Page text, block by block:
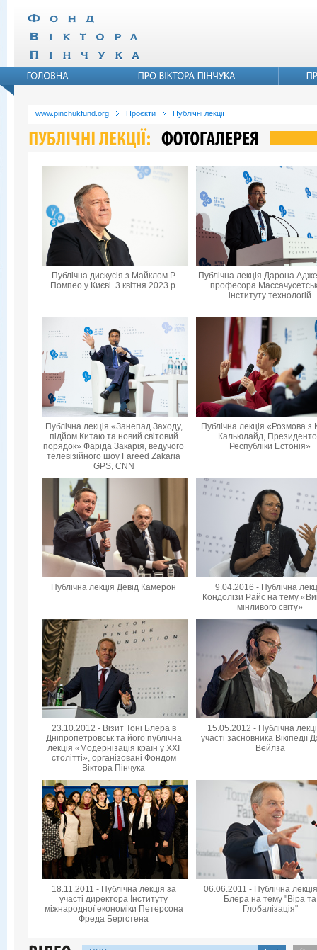
www.pinchukfund.org Проєкти Публічні лекції
Публічна дискусія з Майклом Р.
Помпео у Києві. 3 квітня 2023 р.
Публічна лекція Дарона
професора
інституту технологій
Публічна лекція «Занепад Заходу,
підйом Китаю та новий світовий
порядок» Фаріда Закарія, ведучого
телевізійного шоу Fareed Zakaria
GPS, CNN
Публічна лекція «Розмова з
Кальюлайд,
Республіки Естонія»
Публічна лекція Девід Камерон
9.04.2016 - Публічна
Кондолізи Райс на тему
мінливого світу»
23.10.2012 - Візит Тоні Блера в
Дніпропетровськ та його публічна
лекція «Модернізація країн у XXI
столітті», організовані Фондом
Віктора Пінчука
15.05.2012 - Публічна
участі засновника Вікіпедії
Вейлза
18.11.2011 - Публічна лекція за
участі директора Інституту
міжнародної економіки Петерсона
Фреда Бергстена
06.06.2011 - Публічна
Блера на тему "Віра та
Глобалізація"